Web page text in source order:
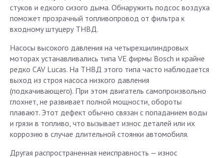
стуков и едкого сизого дыма. Обнаружить подсос воздуха
поможет прозрачный топливопровод от фильтра к
входному штуцеру ТНВД.
Насосы высокого давления на четырехцилиндровых
моторах устанавливались типа VE фирмы Bosch и крайне
редко CAV Lucas. На ТНВД этого типа часто наблюдается
выход из строя насоса низкого давления
(подкачивающего). При этом двигатель самопроизвольно
глохнет, не развивает полной мощности, обороты
плавают. Этот дефект обычно связан с попаданием воды
и грязи в топливо, что вызывает износ деталей или их
коррозию в случае длительной стоянки автомобиля.
Другая распространенная неисправность — износ